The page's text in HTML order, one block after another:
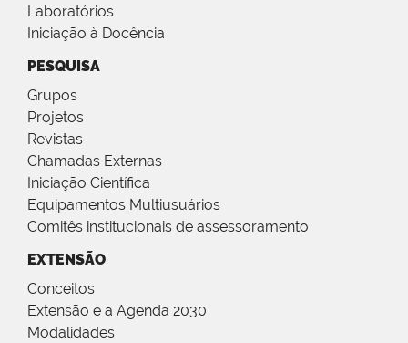
Laboratórios
Iniciação à Docência
PESQUISA
Grupos
Projetos
Revistas
Chamadas Externas
Iniciação Científica
Equipamentos Multiusuários
Comitês institucionais de assessoramento
EXTENSÃO
Conceitos
Extensão e a Agenda 2030
Modalidades